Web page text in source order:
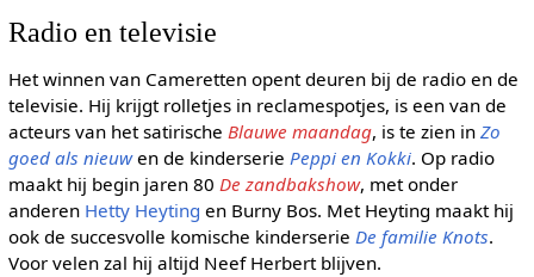
Radio en televisie
Het winnen van Cameretten opent deuren bij de radio en de
televisie. Hij krijgt rolletjes in reclamespotjes, is een van de
acteurs van het satirische Blauwe maandag, is te zien in Zo
goed als nieuwen de kinderserie Peppi en Kokki. Op radio
maakt hij begin jaren 80 De zandbakshow, met onder
anderen Hetty Heyting en Burny Bos. Met Heyting maakt hij
ook de succesvolle komische kinderserie De familie Knots.
Voor velen zal hij altijd Neef Herbert blijven.